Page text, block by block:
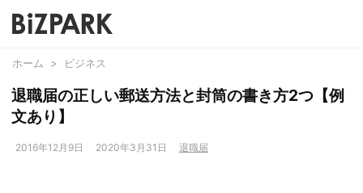
ホーム > ビジネス
退職届の正しい郵送方法と封筒の書き方2つ【例
文あり】
2016年12月9日 2020年3月31日 退職届